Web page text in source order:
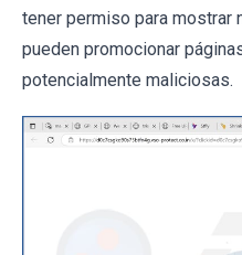
tener permiso para mostrar
pueden promocionar
potencialmente maliciosas.